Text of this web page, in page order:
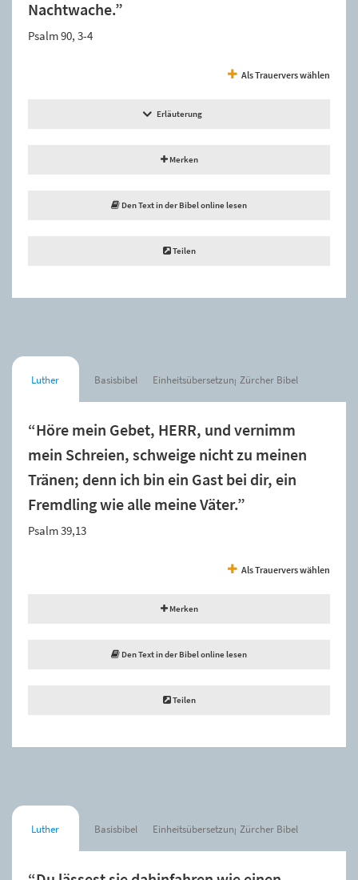
Nachtwache.”
Psalm 90, 3-4
Als Trauervers wählen
Erläuterung
Merken
Den Text in der Bibel online lesen
Teilen
Luther Basisbibel Einheitsübersetzung Zürcher Bibel
“Höre mein Gebet, HERR, und vernimm
mein Schreien, schweige nicht zu meinen
Tränen; denn ich bin ein Gast bei dir, ein
Fremdling wie alle meine Väter.”
Psalm 39,13
Als Trauervers wählen
Merken
Den Text in der Bibel online lesen
Teilen
Luther Basisbibel Einheitsübersetzung Zürcher Bibel